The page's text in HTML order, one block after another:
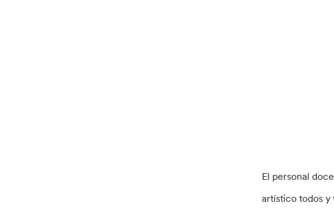
El personal
artístico todos